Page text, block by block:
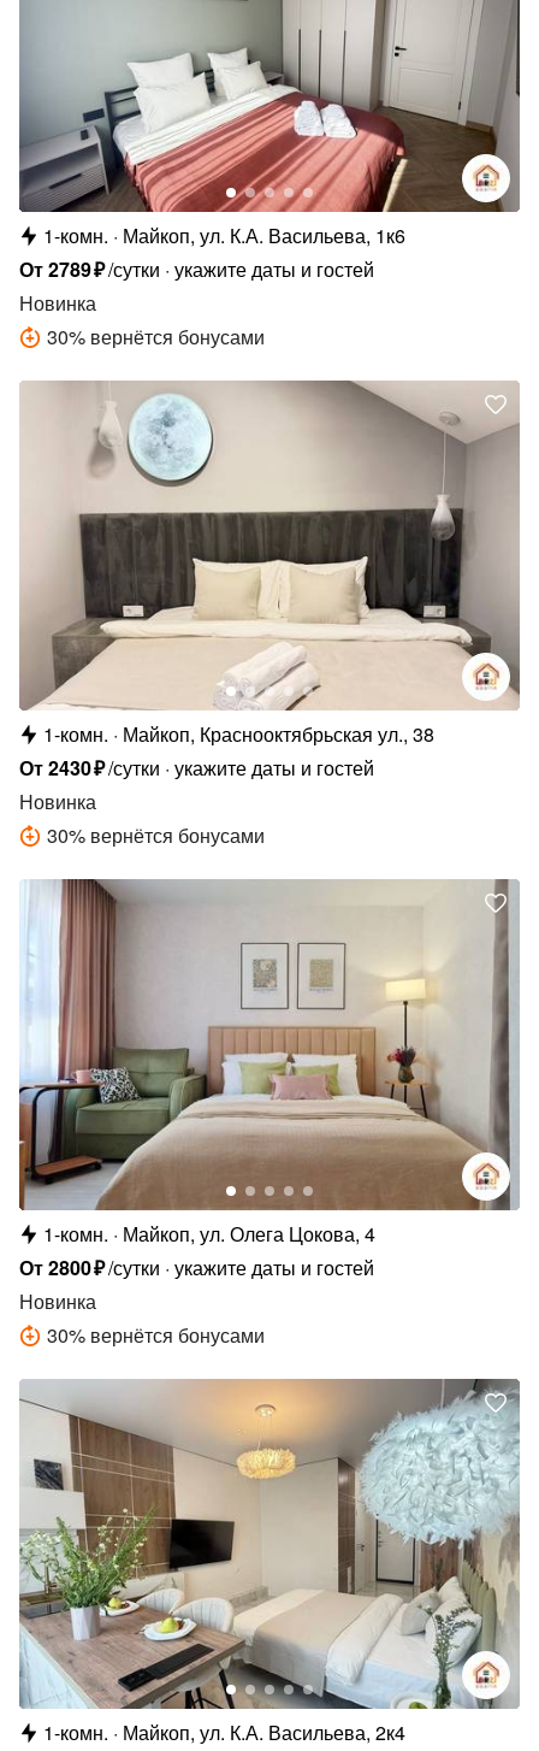
1-комн.
Майкоп, ул. К.А. Васильева, 1к6
От2789₽/сутки укажите даты и гостей
Новинка
30% вернётся бонусами
1-комн.
Майкоп, Краснооктябрьская ул., 38
От2430₽/сутки укажите даты и гостей
Новинка
30% вернётся бонусами
1-комн.
Майкоп, ул. Олега Цокова, 4
От2800₽/сутки укажите даты и гостей
Новинка
30% вернётся бонусами
1-комн.
Майкоп, ул. К.А. Васильева, 2к4